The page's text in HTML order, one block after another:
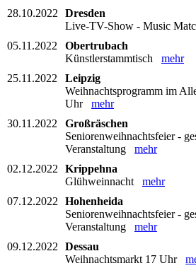
28.10.2022
Dresden
Live-TV-Show - Music
05.11.2022
Obertrubach
Künstlerstammtisch mehr
25.11.2022
Leipzig
Weihnachtsprogramm im
Uhr mehr
30.11.2022
Großräschen
Seniorenweihnachtsfeier -
Veranstaltung mehr
02.12.2022
Krippehna
Glühweinnacht mehr
07.12.2022
Hohenheida
Seniorenweihnachtsfeier -
Veranstaltung mehr
09.12.2022
Dessau
Weihnachtsmarkt 17 Uhr